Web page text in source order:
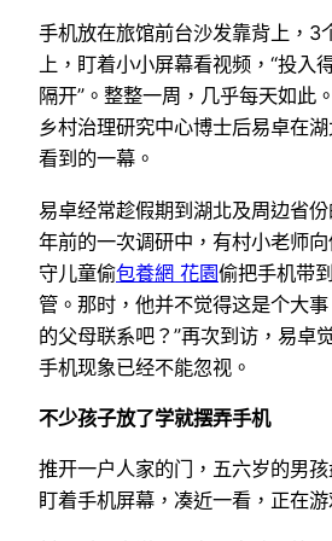
手机放在旅馆前台沙发靠背上，3
上，盯着小小屏幕看视频，“投入
隔开”。整整一周，几乎每天如此
乡村治理研究中心博士后易卓在
看到的一幕。
易卓经常趁假期到湖北及周边省
年前的一次调研中，有村小老师
守儿童偷包養網 花園偷把手机带
管。那时，他并不觉得这是个大
的父母联系吧？”再次到访，易卓
手机现象已经不能忽视。
不少孩子放了学就摆弄手机
推开一户人家的门，五六岁的男
盯着手机屏幕，凑近一看，正在游